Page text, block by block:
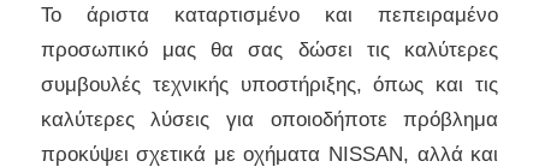
Το άριστα καταρτισμένο και πεπειραμένο
προσωπικό μας θα σας δώσει τις καλύτερες
συμβουλές τεχνικής υποστήριξης, όπως και τις
καλύτερες λύσεις για οποιοδήποτε πρόβλημα
προκύψει σχετικά με οχήματα NISSAN, αλλά και